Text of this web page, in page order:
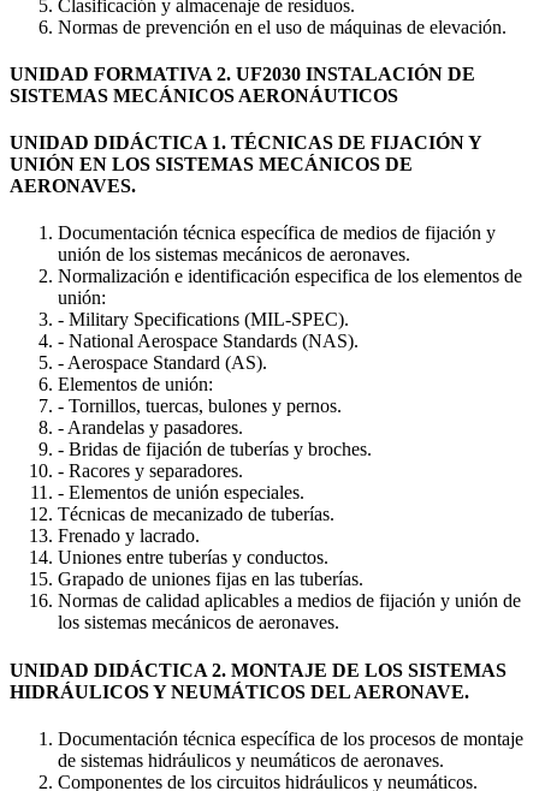
Clasificación y almacenaje de residuos.
Normas de prevención en el uso de máquinas de elevación.
UNIDAD FORMATIVA 2. UF2030 INSTALACIÓN DE
SISTEMAS MECÁNICOS AERONÁUTICOS
UNIDAD DIDÁCTICA 1. TÉCNICAS DE FIJACIÓN Y
UNIÓN EN LOS SISTEMAS MECÁNICOS DE
AERONAVES.
Documentación técnica específica de medios de fijación y
unión de los sistemas mecánicos de aeronaves.
Normalización e identificación especifica de los elementos de
unión:
- Military Specifications (MIL-SPEC).
- National Aerospace Standards (NAS).
- Aerospace Standard (AS).
Elementos de unión:
- Tornillos, tuercas, bulones y pernos.
- Arandelas y pasadores.
- Bridas de fijación de tuberías y broches.
- Racores y separadores.
- Elementos de unión especiales.
Técnicas de mecanizado de tuberías.
Frenado y lacrado.
Uniones entre tuberías y conductos.
Grapado de uniones fijas en las tuberías.
Normas de calidad aplicables a medios de fijación y unión de
los sistemas mecánicos de aeronaves.
UNIDAD DIDÁCTICA 2. MONTAJE DE LOS SISTEMAS
HIDRÁULICOS Y NEUMÁTICOS DEL AERONAVE.
Documentación técnica específica de los procesos de montaje
de sistemas hidráulicos y neumáticos de aeronaves.
Componentes de los circuitos hidráulicos y neumáticos.